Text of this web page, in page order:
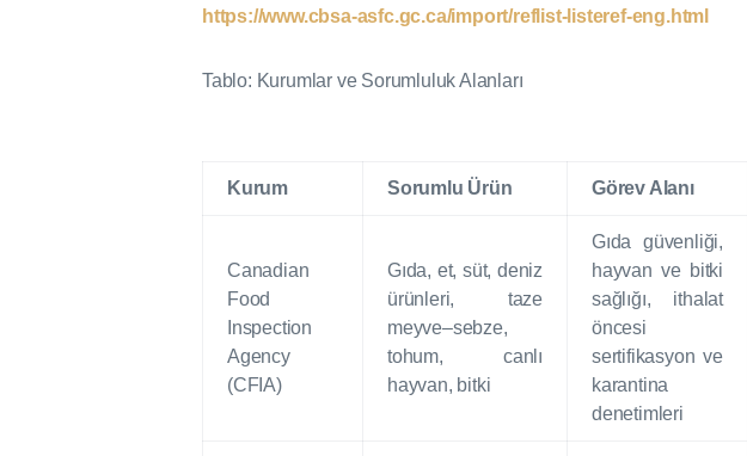
https://www.cbsa-asfc.gc.ca/import/reflist-listeref-eng.html
Tablo: Kurumlar ve Sorumluluk Alanları
Kurum Sorumlu Ürün Görev Alanı
Canadian
Food
Inspection
Agency
(CFIA)
Gıda, et, süt, deniz
ürünleri, taze
meyve–sebze,
tohum, canlı
hayvan, bitki
Gıda güvenliği,
hayvan ve bitki
sağlığı, ithalat
öncesi
sertifikasyon ve
karantina
denetimleri